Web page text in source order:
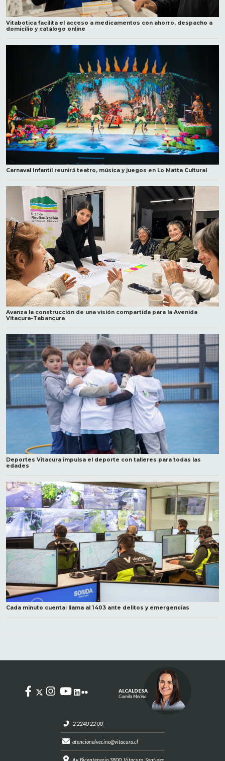
Vitabotica facilita el acceso a medicamentos con ahorro, despacho a
domicilio y catálogo online
Carnaval Infantil reunirá teatro, música y juegos en Lo Matta Cultural
Avanza la construcción de una visión compartida para la Avenida
Vitacura–Tabancura
Deportes Vitacura impulsa el deporte con talleres para todas las
edades
Cada minuto cuenta: llama al 1403 ante delitos y emergencias
2 2240 22 00
atencionalvecino@vitacura.cl
ALCALDESA
Camila Merino